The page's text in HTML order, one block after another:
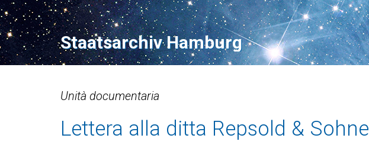
Staatsarchiv Hamburg
Unità documentaria
Lettera alla ditta Repsold & Sohne